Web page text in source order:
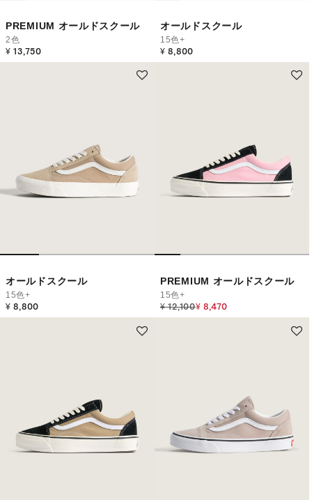
PREMIUM オールドスクール
2色
¥ 13,750
オールドスクール
15色+
¥ 8,800
オールドスクール
15色+
¥ 8,800
PREMIUM オールドスクール
15色+
Price reduced from
¥ 12,100to
¥ 8,470